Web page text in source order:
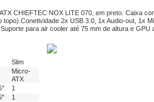
CHIEFTEC NOX LITE 070, em preto. Caixa
topo).Conetividade 2x USB 3.0, 1x Audio-out, 1x
para air cooler até 75 mm de altura e GPU
Slim
Micro-
ATX
1
1